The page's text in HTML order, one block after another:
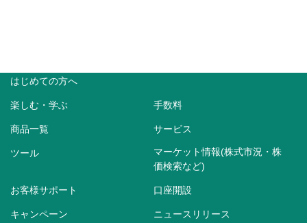
はじめての方へ
楽しむ・学ぶ 手数料
商品一覧 サービス
ツール
マーケット情報(株式市況・株
価検索など)
お客様サポート 口座開設
キャンペーン ニュースリリース